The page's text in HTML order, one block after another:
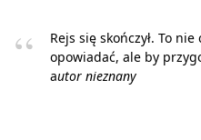
Rejs się skończył. To
opowiadać, ale by
autor nieznany